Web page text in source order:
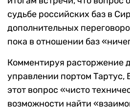
судьбе российских баз в
дополнительных
пока в отношении баз
Комментируя расторжение
управлении портом Тартус,
этот вопрос «чисто
возможности найти